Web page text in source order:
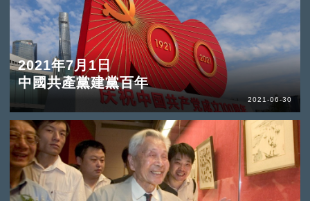
2021年7月1日
中國共產黨建黨百年
2021-06-30